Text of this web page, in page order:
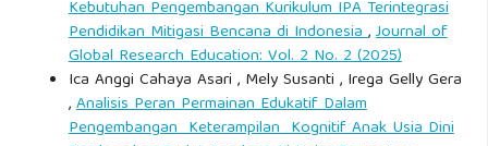
AIPI Bandung.
UNESCO. (2021). Technical and vocational education and
training for the future. Paris: UNESCO Publishing.
Kebutuhan Pengembangan Kurikulum IPA Terintegrasi
Pendidikan Mitigasi Bencana di Indonesia,Journal of
Global Research Education: Vol. 2 No. 2 (2025)
Ica Anggi Cahaya Asari , Mely Susanti , Irega Gelly Gera
,Analisis Peran Permainan Edukatif Dalam
Pengembangan Keterampilan Kognitif Anak Usia Dini